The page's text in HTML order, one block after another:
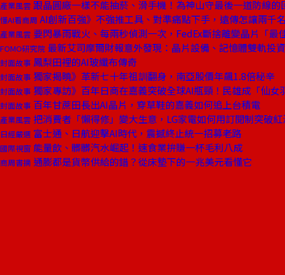
產業風雲 跟晶圓廠一樣不能抽菸、滑手機！為神山守最後一道防線的
懂AI看商周 AI創新百強》不強推工具、對準痛點下手，遠傳怎讓兩千
產業風雲 要閃暴雨戰火、每兩秒偵測一次，FedEx斷捨離變晶片「最
FOMO研究院 最新艾司摩爾財報意外發現：晶片設備、記憶體雙軌投
封面故事 鳳梨田裡的AI玻纖布傳奇
封面故事 獨家揭曉》革新七十年祖訓翻身，南亞股價年飆1.8倍秘辛
封面故事 獨家專訪》百年日商在嘉義突破全球AI瓶頸！民雄成「仙女
封面故事 百年甘蔗田長出AI晶片，穿草鞋的嘉義如何追上台積電
產業風雲 把消費者「懶得修」變大生意，LG家電如何用訂閱制突破紅
日經嚴選 富士通、日航迎擊AI時代，震撼終止統一招募老路
國際視窗 能量飲、髒髒汽水崛起！速食業拚賺一杯毛利八成
商周書摘 通膨都是貨幣供給的錯？從床墊下的一兆美元看懂它